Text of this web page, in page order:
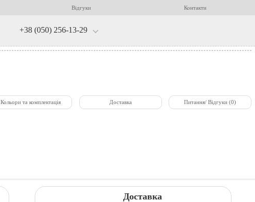
Відгуки Контакти
+38 (050) 256-13-29
Кольори та комплектація Доставка Питання/ Відгуки (0)
Доставка